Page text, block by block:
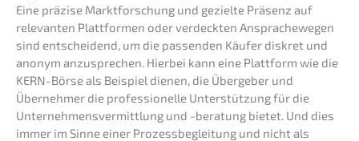
Eine präzi­se Markt­for­schung und geziel­te Präsenz auf
relevan­ten Platt­for­men oder verdeck­ten Anspra­che­we­gen
sind entschei­dend, um die passen­den Käufer diskret und
anonym anzuspre­chen. Hierbei kann eine Platt­form wie die
KERN-Börse als Beispiel dienen, die Überge­ber und
Überneh­mer die profes­sio­nel­le Unter­stüt­zung für die
Unter­neh­mens­ver­mitt­lung und -beratung bietet. Und dies
immer im Sinne einer Prozess­be­glei­tung und nicht als